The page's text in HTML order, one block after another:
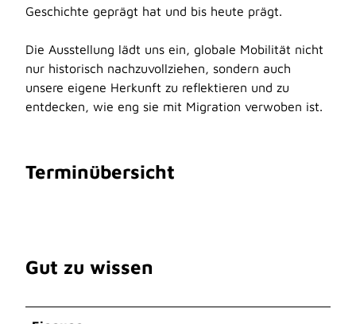
Geschichte geprägt hat und bis heute prägt.
Die Ausstellung lädt uns ein, globale Mobilität nicht
nur historisch nachzuvollziehen, sondern auch
unsere eigene Herkunft zu reflektieren und zu
entdecken, wie eng sie mit Migration verwoben ist.
Terminübersicht
Gut zu wissen